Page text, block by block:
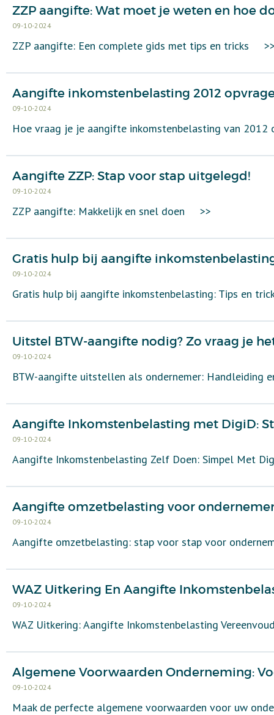
ZZP aangifte: Wat moet je weten en hoe
09-10-2024
ZZP aangifte: Een complete gids met tips en tricks
Aangifte inkomstenbelasting 2012
09-10-2024
Hoe vraag je je aangifte inkomstenbelasting van 2012
Aangifte ZZP: Stap voor stap uitgelegd!
09-10-2024
ZZP aangifte: Makkelijk en snel doen >>
Gratis hulp bij aangifte
09-10-2024
Gratis hulp bij aangifte inkomstenbelasting: Tips en
Uitstel BTW-aangifte nodig? Zo vraag je
09-10-2024
BTW-aangifte uitstellen als ondernemer: Handleiding
Aangifte Inkomstenbelasting met DigiD:
09-10-2024
Aangifte Inkomstenbelasting Zelf Doen: Simpel Met
Aangifte omzetbelasting voor
09-10-2024
Aangifte omzetbelasting: stap voor stap voor
WAZ Uitkering En Aangifte
09-10-2024
WAZ Uitkering: Aangifte Inkomstenbelasting
Algemene Voorwaarden Onderneming:
09-10-2024
Maak de perfecte algemene voorwaarden voor uw